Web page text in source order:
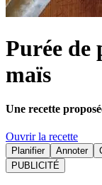
Purée de
maïs
Une recette
Ouvrir la recette
Planifier Annoter
PUBLICITÉ